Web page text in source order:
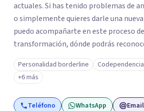
actuales. Si has tenido problemas de
o simplemente quieres darle una
puedo acompañarte en este proceso
transformación, dónde podrás
que te ha aqueja. Así que si buscas un
seguro respetuoso y fraternal yo puedo
Personalidad borderline Codependencia
+6 más
Teléfono WhatsApp Email